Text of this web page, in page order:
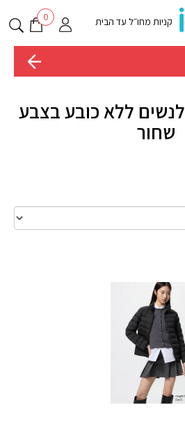
קניות מחו״ל עד הבית 0
מעיל UNIQLO לנשים ללא כובע בצבע
שחור